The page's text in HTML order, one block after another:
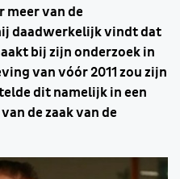
meer van de
daadwerkelijk vindt dat
bij zijn onderzoek in
van vóór 2011 zou zijn
dit namelijk in een
de zaak van de